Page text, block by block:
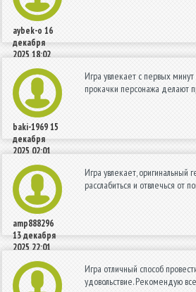
aybek-o 16
декабря
2025 18:02
baki-196915
декабря
2025 02:01
Игра увлекает с первых
прокачки персонажа делают
amp888296
13 декабря
2025 22:01
Игра увлекает, оригинальный
расслабиться и отвлечься от
Игра отличный способ
удовольствие. Рекомендую